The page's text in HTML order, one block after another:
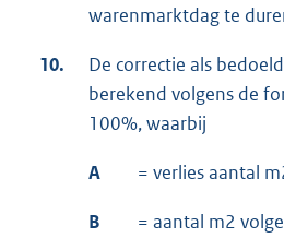
warenmarktdag te
10.
De correctie als
berekend volgens de
100%, waarbij
A = verlies aantal
B
= aantal m2